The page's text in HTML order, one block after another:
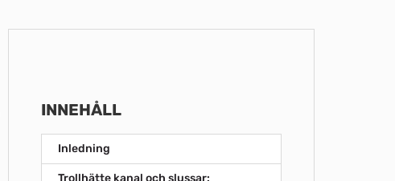
INNEHÅLL
Inledning
Trollhätte kanal och slussar: